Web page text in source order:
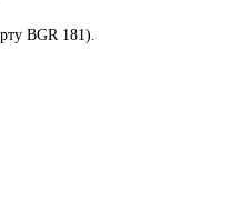
BGR 181).
асфальта, бетона.